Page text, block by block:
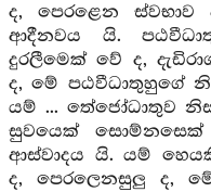
ද, පෙරළෙන
ආදීනවය යි.
දුරලීමෙක් වේ ද,
ද, මේ පඨවීධාතුහුගේ
යම් ... තේජෝධාතුව
සුවයෙක් සොම්නසෙක්
ආස්වාදය යි. යම්
ද, පෙරලෙනසුලු ද,